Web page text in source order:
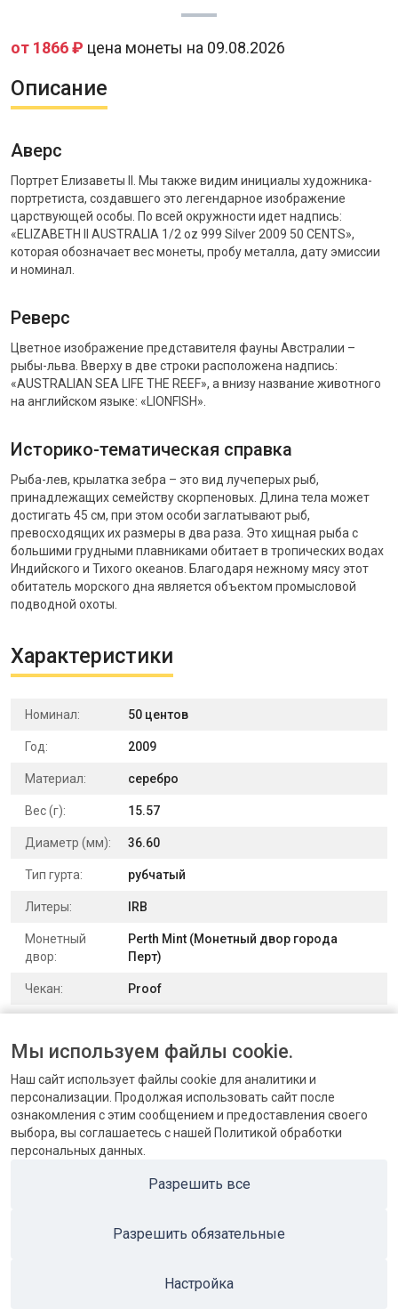
от 1866 ₽ цена монеты на 09.08.2026
Описание
Аверс
Портрет Елизаветы II. Мы также видим инициалы художника-
портретиста, создавшего это легендарное изображение
царствующей особы. По всей окружности идет надпись:
«ELIZABETH II AUSTRALIA 1/2 oz 999 Silver 2009 50 CENTS»,
которая обозначает вес монеты, пробу металла, дату эмиссии
и номинал.
Реверс
Цветное изображение представителя фауны Австралии –
рыбы-льва. Вверху в две строки расположена надпись:
«AUSTRALIAN SEA LIFE THE REEF», а внизу название животного
на английском языке: «LIONFISH».
Историко-тематическая справка
Рыба-лев, крылатка зебра – это вид лучеперых рыб,
принадлежащих семейству скорпеновых. Длина тела может
достигать 45 см, при этом особи заглатывают рыб,
превосходящих их размеры в два раза. Это хищная рыба с
большими грудными плавниками обитает в тропических водах
Индийского и Тихого океанов. Благодаря нежному мясу этот
обитатель морского дна является объектом промысловой
подводной охоты.
Характеристики
Номинал: 50 центов
Год: 2009
Материал: серебро
Вес (г): 15.57
Диаметр (мм): 36.60
Тип гурта: рубчатый
Литеры: IRB
Монетный
двор:
Perth Mint (Монетный двор города
Перт)
Чекан: Proof
Номер по
Сбербанк РФ: 7104-0023
ПОПУЛЯРНЫЕ КАТЕГОРИИ
ПОПУЛЯРНЫЕ ТОВАРЫ
Мы используем файлы cookie.
Наш сайт использует файлы cookie для аналитики и
персонализации. Продолжая использовать сайт после
ознакомления с этим сообщением и предоставления своего
выбора, вы соглашаетесь с нашей Политикой обработки
персональных данных.
Разрешить все
Разрешить обязательные
Настройка